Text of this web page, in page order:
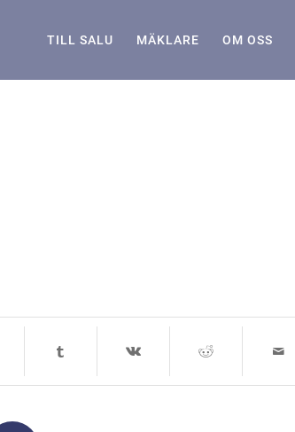
TILL SALU MÄKLARE OM OSS